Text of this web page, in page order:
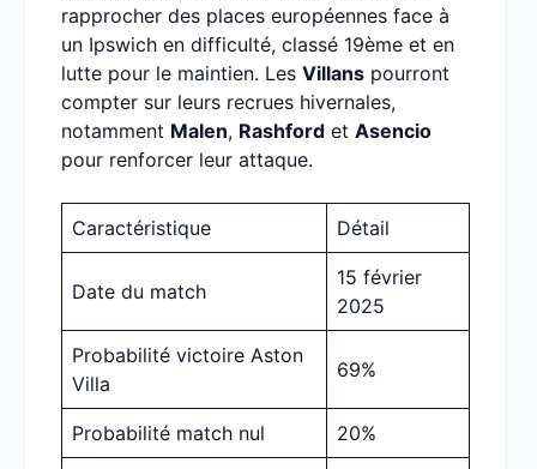
rapprocher des places européennes face à
un Ipswich en difficulté, classé 19ème et en
lutte pour le maintien. Les Villans pourront
compter sur leurs recrues hivernales,
notamment Malen, Rashford et Asencio
pour renforcer leur attaque.
Caractéristique Détail
Date du match
15 février
2025
Probabilité victoire Aston
Villa
69%
Probabilité match nul 20%